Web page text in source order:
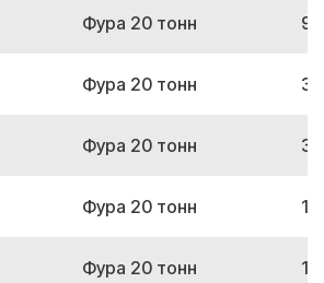
Фура 20 тонн
Фура 20 тонн
Фура 20 тонн
Фура 20 тонн
Фура 20 тонн